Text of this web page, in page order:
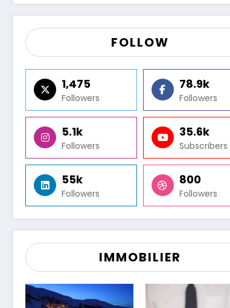
son patrimoine
FOLLOW
1,475
Followers
78.9k
Followers
5.1k
Followers
35.6k
Subscribers
55k
Followers
800
Followers
IMMOBILIER
26